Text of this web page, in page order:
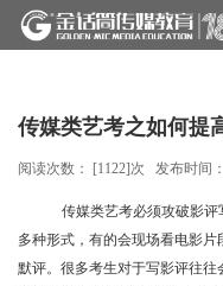
传媒类艺考之如何提
阅读次数： [1122]次 发布时间：
传媒类艺考必须攻破影
多种形式， 有的会现场看电影片
默评。 很多考生对于写影评往往